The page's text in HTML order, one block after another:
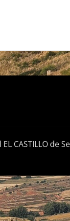
CASTILLO de